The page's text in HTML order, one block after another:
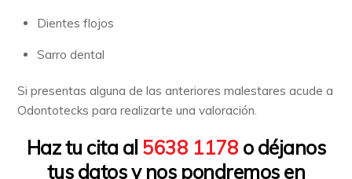
Dientes flojos
Sarro dental
Si presentas alguna de las anteriores malestares acude a
Odontotecks para realizarte una valoración.
Haz tu cita al 5638 1178 o déjanos
tus datos y nos pondremos en